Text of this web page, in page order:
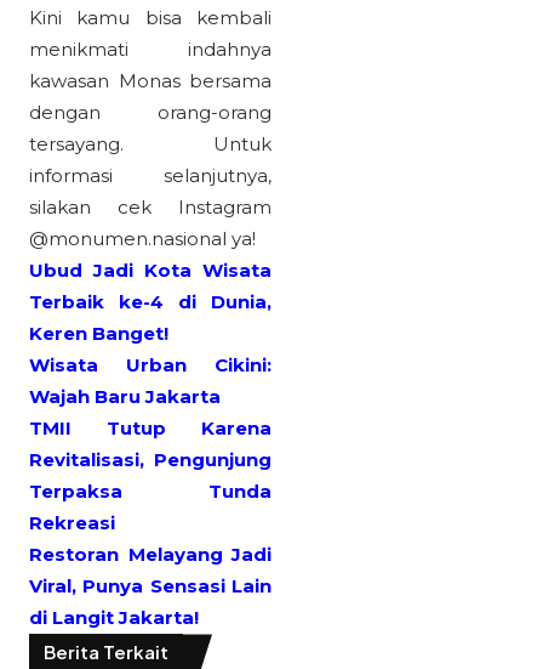
Kini kamu bisa kembali
menikmati indahnya
kawasan Monas bersama
dengan orang-orang
tersayang. Untuk
informasi selanjutnya,
silakan cek Instagram
@monumen.nasional ya!
Ubud Jadi Kota Wisata
Terbaik ke-4 di Dunia,
Keren Banget!
Wisata Urban Cikini:
Wajah Baru Jakarta
TMII Tutup Karena
Revitalisasi, Pengunjung
Terpaksa Tunda
Rekreasi
Restoran Melayang Jadi
Viral, Punya Sensasi Lain
di Langit Jakarta!
Berita Terkait